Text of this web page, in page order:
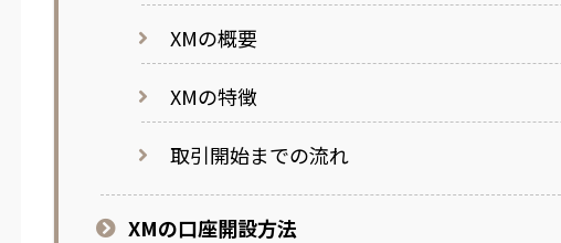
XMの概要
XMの特徴
取引開始までの流れ
XMの口座開設方法